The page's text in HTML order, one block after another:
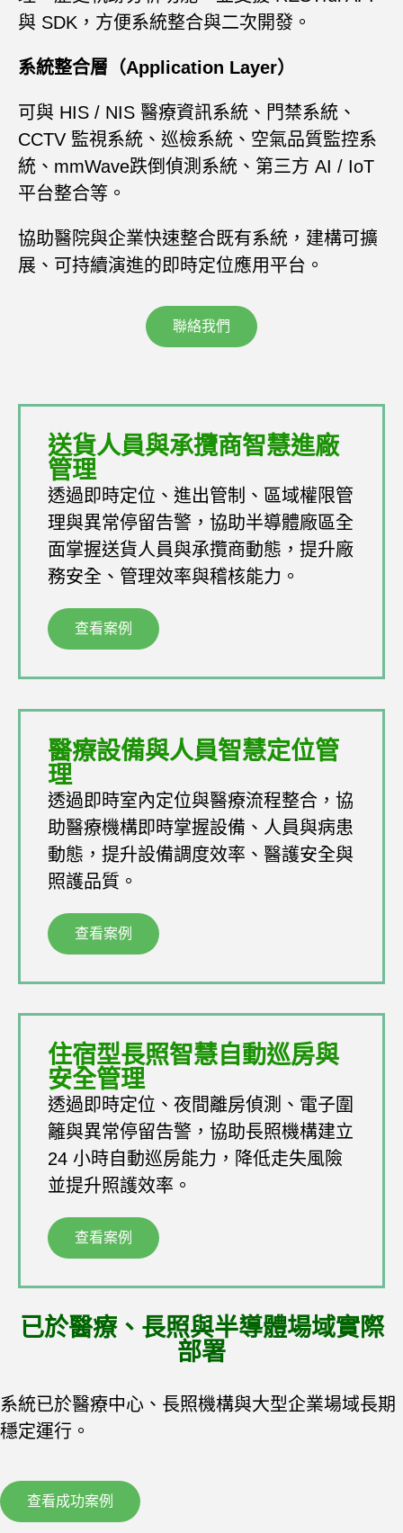
與 SDK，方便系統整合與二次開發。
系統整合層（Application Layer）
可與 HIS / NIS 醫療資訊系統、門禁系統、
CCTV 監視系統、巡檢系統、空氣品質監控系
統、mmWave跌倒偵測系統、第三方 AI / IoT
平台整合等。
協助醫院與企業快速整合既有系統，建構可擴
展、可持續演進的即時定位應用平台。
聯絡我們
住宿型長照智慧自動巡房與
安全管理
透過即時定位、夜間離房偵測、電子圍
籬與異常停留告警，協助長照機構建立
24 小時自動巡房能力，降低走失風險
並提升照護效率。
查看案例
醫療設備與人員智慧定位管
理
透過即時室內定位與醫療流程整合，協
助醫療機構即時掌握設備、人員與病患
動態，提升設備調度效率、醫護安全與
照護品質。
查看案例
送貨人員與承攬商智慧進廠
管理
透過即時定位、進出管制、區域權限管
理與異常停留告警，協助半導體廠區全
面掌握送貨人員與承攬商動態，提升廠
務安全、管理效率與稽核能力。
查看案例
已於醫療、長照與半導體場域實際
部署
系統已於醫療中心、長照機構與大型企業場域長期
穩定運行。
查看成功案例